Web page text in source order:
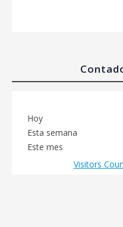
Hoy
Esta semana
Este mes
Visitors